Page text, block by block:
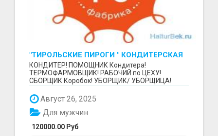
"ТИРОЛЬСКИЕ ПИРОГИ " КОНДИТЕРСКАЯ
ФАБРИКА "КРУГ "
КОНДИТЕР! ПОМОЩНИК Кондитера!
ТЕРМОФАРМОВЩИК! РАБОЧИЙ по ЦЕХУ!
СБОРЩИК Коробок! УБОРЩИК/ УБОРЩИЦА!
~~~~~~~~ Изготовление тортов и пирогов от...
Август 26, 2025
120000.00 Руб
Для мужчин